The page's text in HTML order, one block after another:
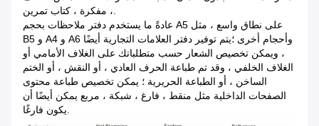
عادةً ما يستخدم دفتر ملاحظات بحجم A5 على نطاق واسع ، مثل
B5 و A4 و A6 وأحجام أخرى ؛يتم توفير دفتر العلامات التجارية أيضًا
، ويمكن تخصيص الشعار حسب متطلباتك على الغلاف الأمامي أو
الغلاف الخلفي ، وقد تم طباعة الحرف العادي ، أو النقش ، أو الختم
الساخن ، أو الطباعة الحريرية ؛ يمكن تخصيص طباعة محتوى
الصفحات الداخلية مثل منقط ، فارغ ، شبكة ، مربع يمكن أيضًا أن